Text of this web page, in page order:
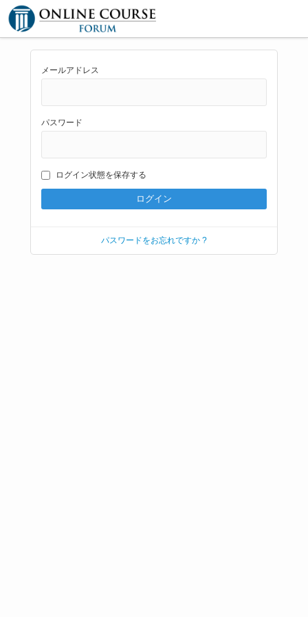
メールアドレス
パスワード
ログイン状態を保存する
パスワードをお忘れですか ?